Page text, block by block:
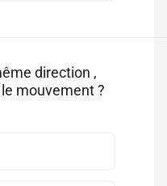
direction ,
mouvement ?